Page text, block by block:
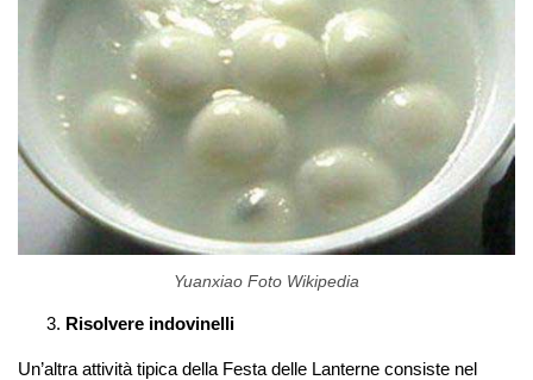
Yuanxiao Foto Wikipedia
Risolvere indovinelli
Un’altra attività tipica della Festa delle Lanterne consiste nel